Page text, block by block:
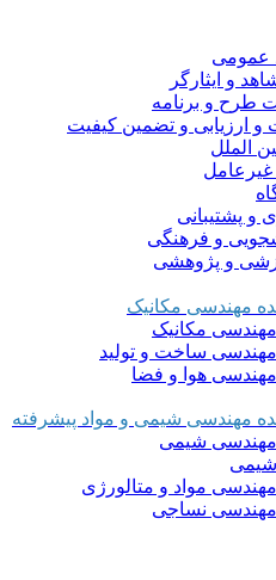
عمومی
و ایثارگر
طرح و برنامه
و ارزیابی و تضمین کیفیت
الملل
غیرعامل
و پشتیبانی
و فرهنگی
و پژوهشی
مهندسی مکانیک
مکانیک
ساخت و تولید
هوا و فضا
مهندسی شیمی و مواد پیشرفته
شیمی
مواد و متالورژی
نساجی